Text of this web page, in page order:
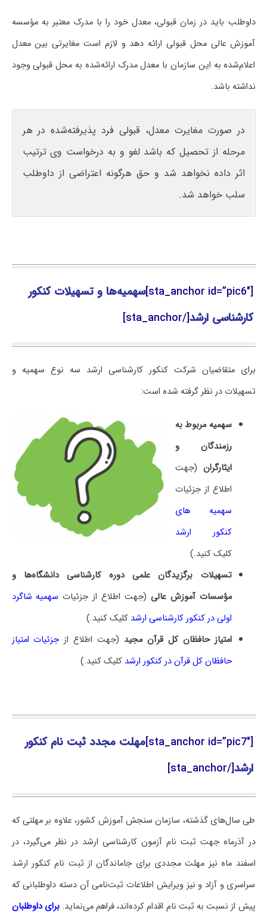
داوطلب باید در زمان قبولی، معدل خود را با مدرک معتبر به مؤسسه
آموزش عالی محل قبولی ارائه دهد و لازم است مغایرتی بین معدل
اعلام‌شده به این سازمان با معدل مدرک ارائه‌شده به محل قبولی وجود
نداشته باشد.
در صورت مغایرت معدل، قبولی فرد پذیرفته‌شده در هر
مرحله از تحصیل که باشد لغو و به درخواست وی ترتیب
اثر داده نخواهد شد و حق هرگونه اعتراضی از داوطلب
سلب خواهد شد.
[sta_anchor id=”pic6″]
سهمیه‌ها و تسهیلات کنکور
کارشناسی ارشد[/sta_anchor]
برای متقاضیان شرکت کنکور کارشناسی ارشد سه نوع سهمیه و
تسهیلات در نظر گرفته شده است:
سهمیه مربوط به
رزمندگان و
ایثارگران (جهت
اطلاع از جزئیات
سهمیه های
کنکور ارشد
کلیک کنید.)
تسهیلات برگزیدگان علمی دوره کارشناسی دانشگاه‌ها و
مؤسسات آموزش عالی (جهت اطلاع از جزئیات سهمیه شاگرد
اولی در کنکور کارشناسی ارشدکلیک کنید.)
امتیاز حافظان کل قرآن مجید (جهت اطلاع از جزئیات امتیاز
حافظان کل قرآن در کنکور ارشد کلیک کنید.)
[sta_anchor id=”pic7″]
مهلت مجدد ثبت نام کنکور
ارشد[/sta_anchor]
طی سال‌های گذشته، سازمان سنجش آموزش کشور، علاوه بر مهلتی که
در آذرماه جهت ثبت نام آزمون کارشناسی ارشد در نظر می‌گیرد، در
اسفند ماه نیز مهلت مجددی برای جاماندگان از ثبت نام کنکور ارشد
سراسری و آزاد و نیز ویرایش اطلاعات ثبت‌نامی آن دسته داوطلبانی که
پیش از نسبت به ثبت نام اقدام کرده‌اند، فراهم می‌نماید. برای داوطلبان